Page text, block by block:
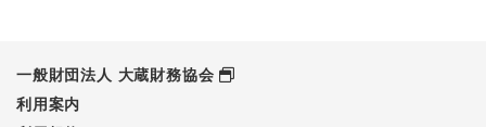
一般財団法人 大蔵財務協会
利用案内